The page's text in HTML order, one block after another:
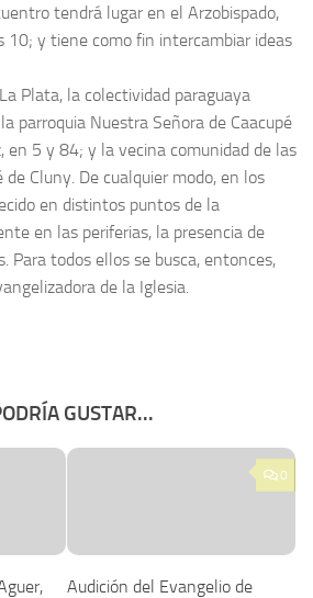
tendrá lugar en el Arzobispado,
10; y tiene como fin intercambiar ideas
Plata, la colectividad paraguaya
parroquia Nuestra Señora de Caacupé
en 5 y 84; y la vecina comunidad de las
de Cluny. De cualquier modo, en los
en distintos puntos de la
en las periferias, la presencia de
Para todos ellos se busca, entonces,
de la Iglesia.
GUSTAR...
0
Audición del Evangelio de